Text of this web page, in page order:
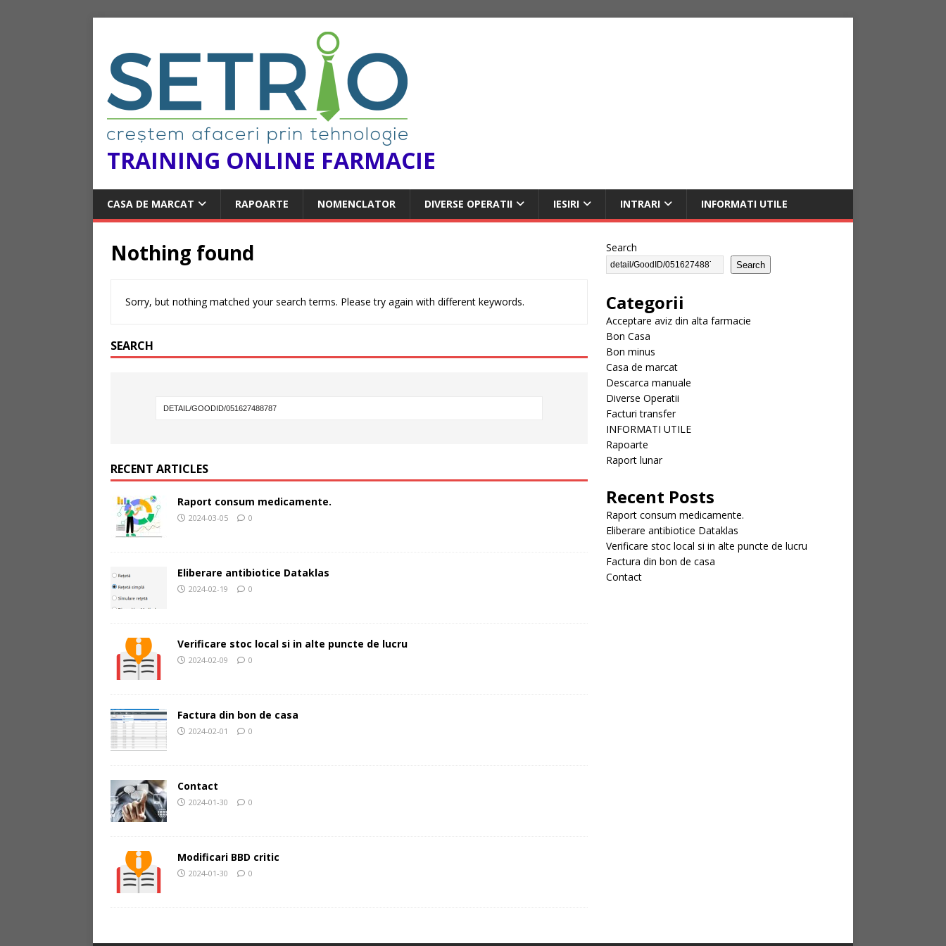
TRAINING ONLINE FARMACIE
CASA DE MARCAT RAPOARTE NOMENCLATOR DIVERSE OPERATII IESIRI INTRARI INFORMATI UTILE
Nothing found
Sorry, but nothing matched your search terms. Please try again with different keywords.
SEARCH
RECENT ARTICLES
Raport consum medicamente.
2024-03-05 0
Eliberare antibiotice Dataklas
2024-02-19 0
Verificare stoc local si in alte puncte de lucru
2024-02-09 0
Factura din bon de casa
2024-02-01 0
Contact
2024-01-30 0
Modificari BBD critic
2024-01-30 0
Search
Search
Categorii
Acceptare aviz din alta farmacie
Bon Casa
Bon minus
Casa de marcat
Descarca manuale
Diverse Operatii
Facturi transfer
INFORMATI UTILE
Rapoarte
Raport lunar
Recent Posts
Raport consum medicamente.
Eliberare antibiotice Dataklas
Verificare stoc local si in alte puncte de lucru
Factura din bon de casa
Contact